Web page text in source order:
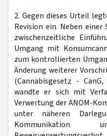
2. Gegen dieses Urteil
Revision ein. Neben einer
zwischenzeitliche
Umgang mit
zum kontrollierten
Änderung weiterer
(Cannabisgesetz - CanG,
wandte er sich mit
Verwertung der ANOM-
unter näheren
Kommunikation